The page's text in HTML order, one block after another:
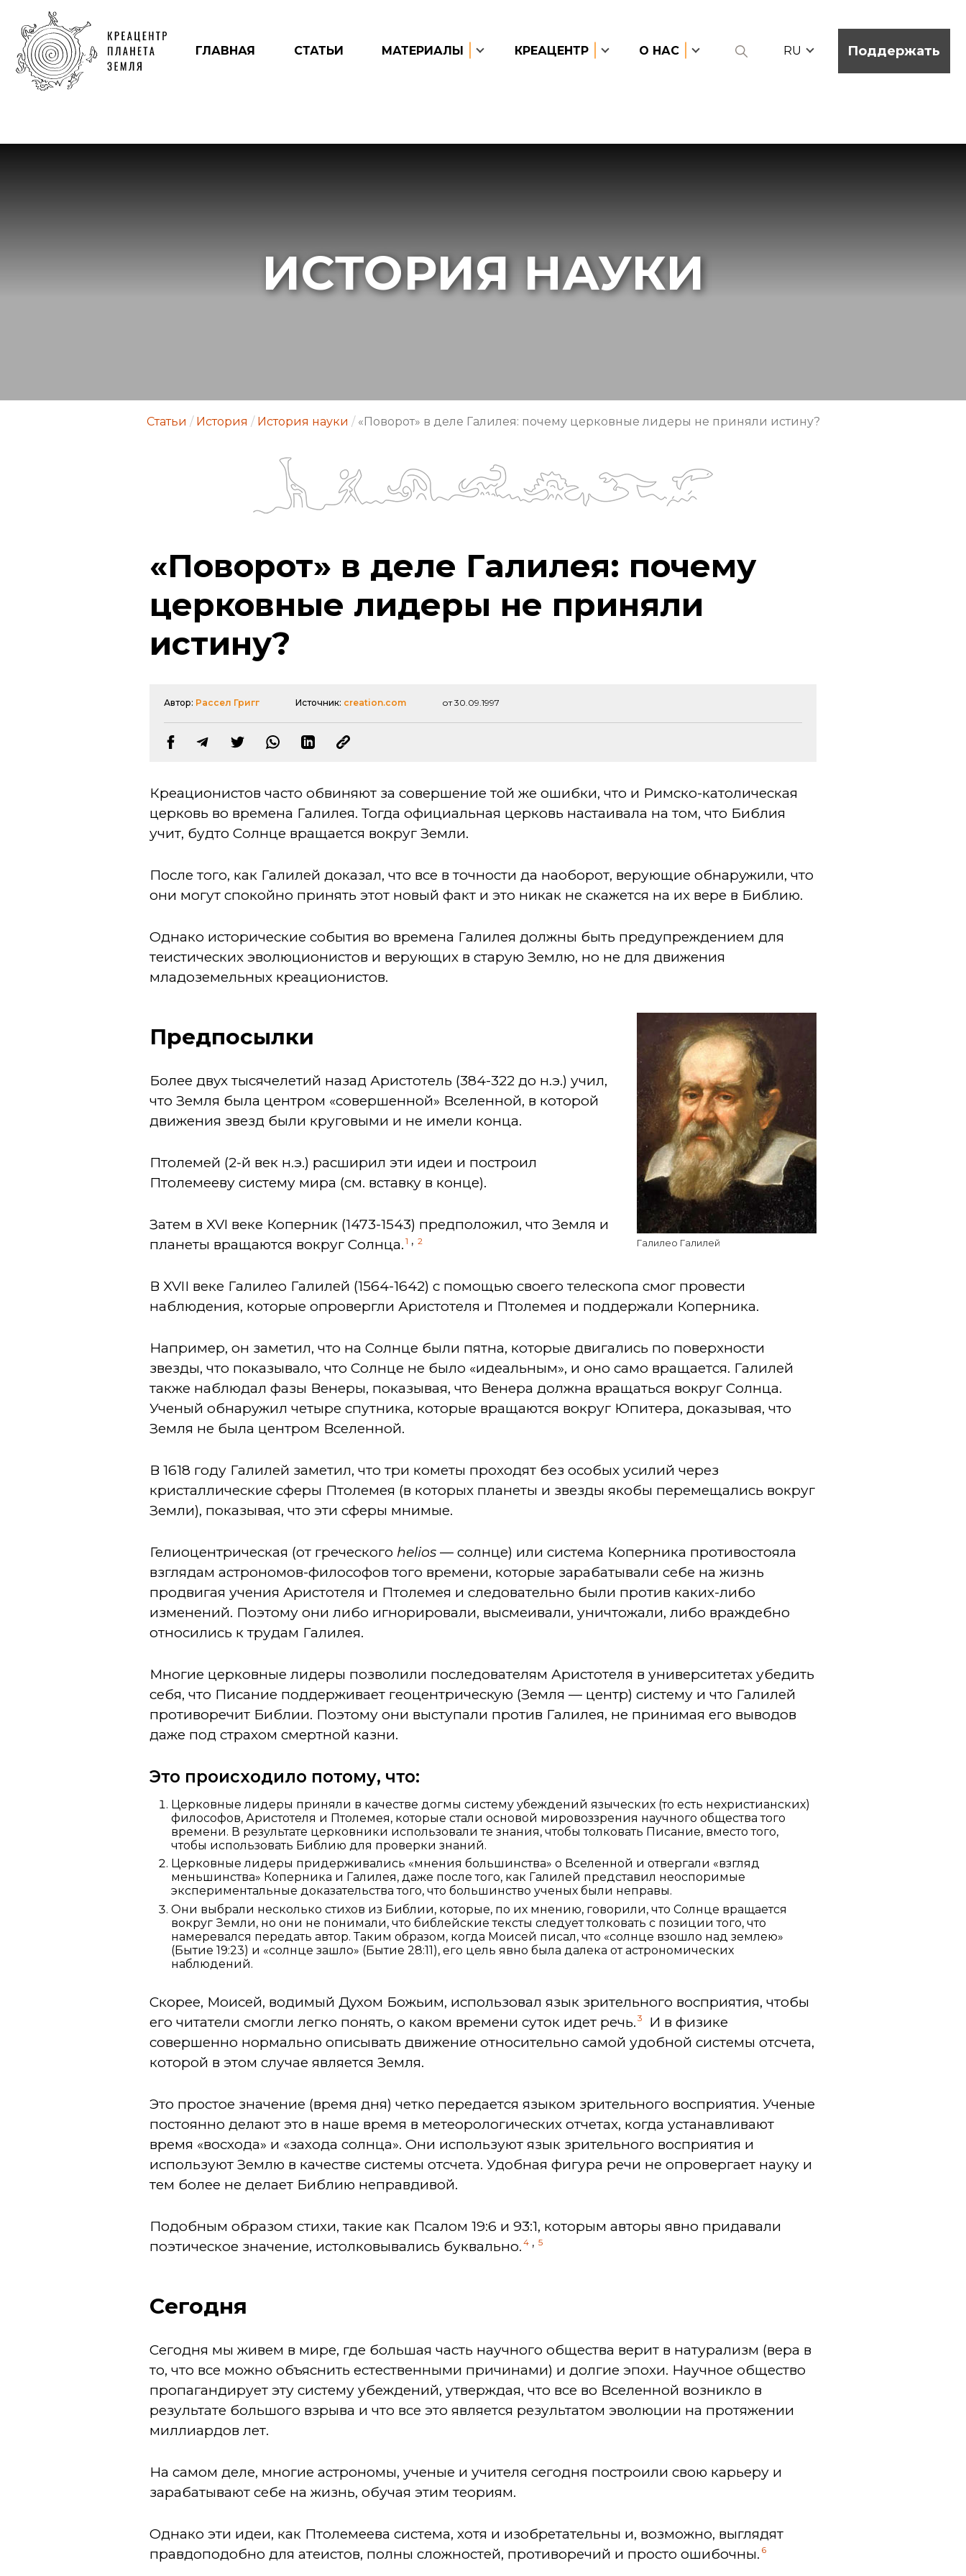
ГЛАВНАЯ СТАТЬИ МАТЕРИАЛЫ КРЕАЦЕНТР О НАС RU Поддержать
ИСТОРИЯ НАУКИ
Статьи / История / История науки / «Поворот» в деле Галилея: почему церковные лидеры не приняли истину?
«Поворот» в деле Галилея: почему
церковные лидеры не приняли
истину?
Автор: Рассел Григг Источник: creation.com от 30.09.1997
Креационистов часто обвиняют за совершение той же ошибки, что и Римско-католическая
церковь во времена Галилея. Тогда официальная церковь настаивала на том, что Библия
учит, будто Солнце вращается вокруг Земли.
После того, как Галилей доказал, что все в точности да наоборот, верующие обнаружили, что
они могут спокойно принять этот новый факт и это никак не скажется на их вере в Библию.
Однако исторические события во времена Галилея должны быть предупреждением для
теистических эволюционистов и верующих в старую Землю, но не для движения
младоземельных креационистов.
Галилео Галилей
Предпосылки
Более двух тысячелетий назад Аристотель (384-322 до н.э.) учил,
что Земля была центром «совершенной» Вселенной, в которой
движения звезд были круговыми и не имели конца.
Птолемей (2-й век н.э.) расширил эти идеи и построил
Птолемееву систему мира (см. вставку в конце).
Затем в XVI веке Коперник (1473-1543) предположил, что Земля и
планеты вращаются вокруг Солнца. 1 , 2
В XVIІ веке Галилео Галилей (1564-1642) с помощью своего телескопа смог провести
наблюдения, которые опровергли Аристотеля и Птолемея и поддержали Коперника.
Например, он заметил, что на Солнце были пятна, которые двигались по поверхности
звезды, что показывало, что Солнце не было «идеальным», и оно само вращается. Галилей
также наблюдал фазы Венеры, показывая, что Венера должна вращаться вокруг Солнца.
Ученый обнаружил четыре спутника, которые вращаются вокруг Юпитера, доказывая, что
Земля не была центром Вселенной.
В 1618 году Галилей заметил, что три кометы проходят без особых усилий через
кристаллические сферы Птолемея (в которых планеты и звезды якобы перемещались вокруг
Земли), показывая, что эти сферы мнимые.
Гелиоцентрическая (от греческого helios — солнце) или система Коперника противостояла
взглядам астрономов-философов того времени, которые зарабатывали себе на жизнь
продвигая учения Аристотеля и Птолемея и следовательно были против каких-либо
изменений. Поэтому они либо игнорировали, высмеивали, уничтожали, либо враждебно
относились к трудам Галилея.
Многие церковные лидеры позволили последователям Аристотеля в университетах убедить
себя, что Писание поддерживает геоцентрическую (Земля — центр) систему и что Галилей
противоречит Библии. Поэтому они выступали против Галилея, не принимая его выводов
даже под страхом смертной казни.
Это происходило потому, что:
Церковные лидеры приняли в качестве догмы систему убеждений языческих (то есть нехристианских)
философов, Аристотеля и Птолемея, которые стали основой мировоззрения научного общества того
времени. В результате церковники использовали те знания, чтобы толковать Писание, вместо того,
чтобы использовать Библию для проверки знаний.
Церковные лидеры придерживались «мнения большинства» о Вселенной и отвергали «взгляд
меньшинства» Коперника и Галилея, даже после того, как Галилей представил неоспоримые
экспериментальные доказательства того, что большинство ученых были неправы.
Они выбрали несколько стихов из Библии, которые, по их мнению, говорили, что Солнце вращается
вокруг Земли, но они не понимали, что библейские тексты следует толковать с позиции того, что
намеревался передать автор. Таким образом, когда Моисей писал, что «солнце взошло над землею»
(Бытие 19:23) и «солнце зашло» (Бытие 28:11), его цель явно была далека от астрономических
наблюдений.
Скорее, Моисей, водимый Духом Божьим, использовал язык зрительного восприятия, чтобы
его читатели смогли легко понять, о каком времени суток идет речь. 3
И в физике
совершенно нормально описывать движение относительно самой удобной системы отсчета,
которой в этом случае является Земля.
Это простое значение (время дня) четко передается языком зрительного восприятия. Ученые
постоянно делают это в наше время в метеорологических отчетах, когда устанавливают
время «восхода» и «захода солнца». Они используют язык зрительного восприятия и
используют Землю в качестве системы отсчета. Удобная фигура речи не опровергает науку и
тем более не делает Библию неправдивой.
Подобным образом стихи, такие как Псалом 19:6 и 93:1, которым авторы явно придавали
поэтическое значение, истолковывались буквально. 4 , 5
Cегодня
Сегодня мы живем в мире, где большая часть научного общества верит в натурализм (вера в
то, что все можно объяснить естественными причинами) и долгие эпохи. Научное общество
пропагандирует эту систему убеждений, утверждая, что все во Вселенной возникло в
результате большого взрыва и что все это является результатом эволюции на протяжении
миллиардов лет.
На самом деле, многие астрономы, ученые и учителя сегодня построили свою карьеру и
зарабатывают себе на жизнь, обучая этим теориям.
Однако эти идеи, как Птолемеева система, хотя и изобретательны и, возможно, выглядят
правдоподобно для атеистов, полны сложностей, противоречий и просто ошибочны. 6